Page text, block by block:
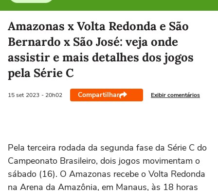
Selecione o time para ver as notícias
Amazonas x Volta Redonda e São
Bernardo x São José: veja onde
assistir e mais detalhes dos jogos
pela Série C
15 set 2023 - 20h02 Compartilhar Exibir comentários
Pela terceira rodada da segunda fase da Série C do
Campeonato Brasileiro, dois jogos movimentam o
sábado (16). O Amazonas recebe o Volta Redonda
na Arena da Amazônia, em Manaus, às 18 horas